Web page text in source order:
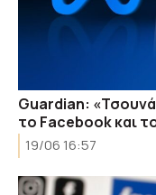
Guardian:
το Facebook και
19/06 16:57